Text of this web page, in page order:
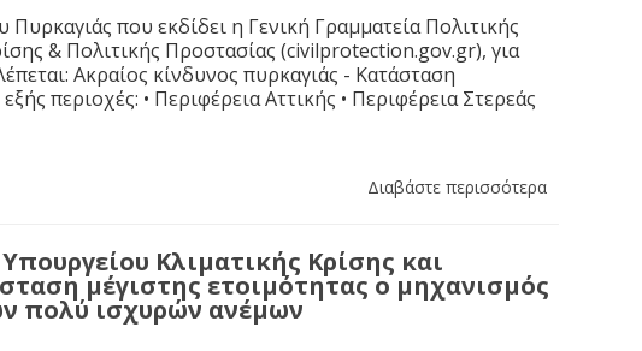
που εκδίδει η Γενική Γραμματεία Πολιτικής
& Πολιτικής Προστασίας (civilprotection.gov.gr), για
Ακραίος κίνδυνος πυρκαγιάς - Κατάσταση
περιοχές: • Περιφέρεια Αττικής • Περιφέρεια Στερεάς
Διαβάστε περισσότερα
Κλιματικής Κρίσης και
μέγιστης ετοιμότητας ο μηχανισμός
πολύ ισχυρών ανέμων